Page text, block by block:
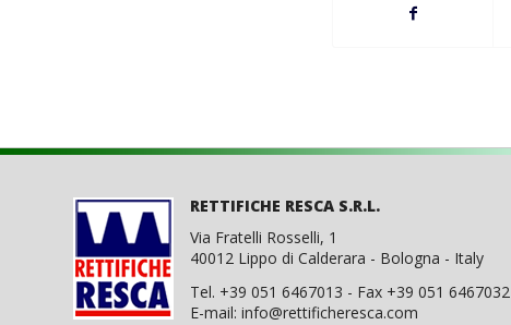
RETTIFICHE RESCA S.R.L.
Via Fratelli Rosselli, 1
40012 Lippo di Calderara - Bologna - Italy
Tel. +39 051 6467013 - Fax +39 051 6467032
E-mail: info@rettificheresca.com